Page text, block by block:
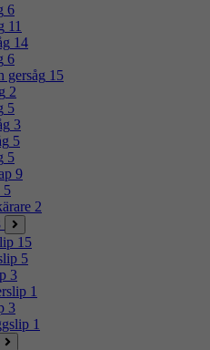
6
11
14
6
gersåg 15
2
5
3
5
5
9
5
2
15
5
3
1
3
1